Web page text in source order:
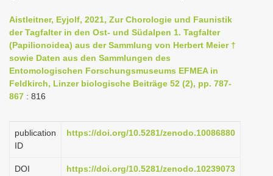
n
a
i
g
t
i
n
Aistleitner, Eyjolf, 2021, Zur Chorologie und Faunistik
der Tagfalter in den Ost- und Südalpen 1. Tagfalter
(Papilionoidea) aus der Sammlung von Herbert Meier †
sowie Daten aus den Sammlungen des
Entomologischen Forschungsmuseums EFMEA in
Feldkirch, Linzer biologische Beiträge 52 (2), pp. 787-
867 : 816
publication
ID
https://doi.org/10.5281/zenodo.10086880
DOI https://doi.org/10.5281/zenodo.10239073